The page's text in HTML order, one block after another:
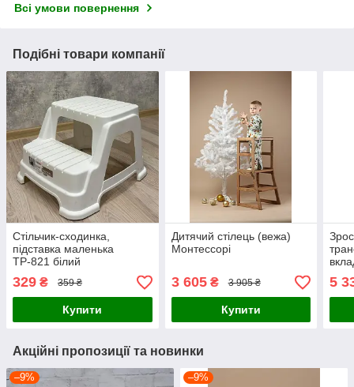
Всі умови повернення
Подібні товари компанії
Стільчик-сходинка,
підставка маленька
ТР-821 білий
329 ₴ 359 ₴
Купити
Дитячий стілець (вежа)
Монтессорі
3 605₴ 3 905 ₴
Купити
5
Акційні пропозиції та новинки
–9% –9%